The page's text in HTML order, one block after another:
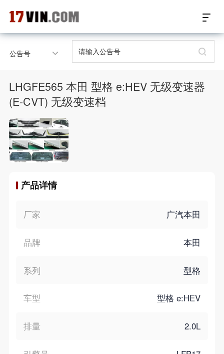
17VIN车架号查询首页
17位车架号查询
汽配产品车型适配
汽配产品电子目录
公告号
LHGFE565 本田 型格 e:HEV 无级变速器
(E-CVT) 无级变速档
产品详情
厂家 广汽本田
品牌 本田
系列 型格
车型 型格 e:HEV
排量 2.0L